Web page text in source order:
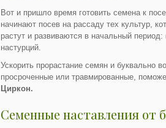
Вот и пришло время готовить семена к
начинают посев на рассаду тех культур,
растут и развиваются в начальный период:
настурций.
Ускорить прорастание семян и буквально
просроченные или травмированные,
Циркон.
Семенные наставления от